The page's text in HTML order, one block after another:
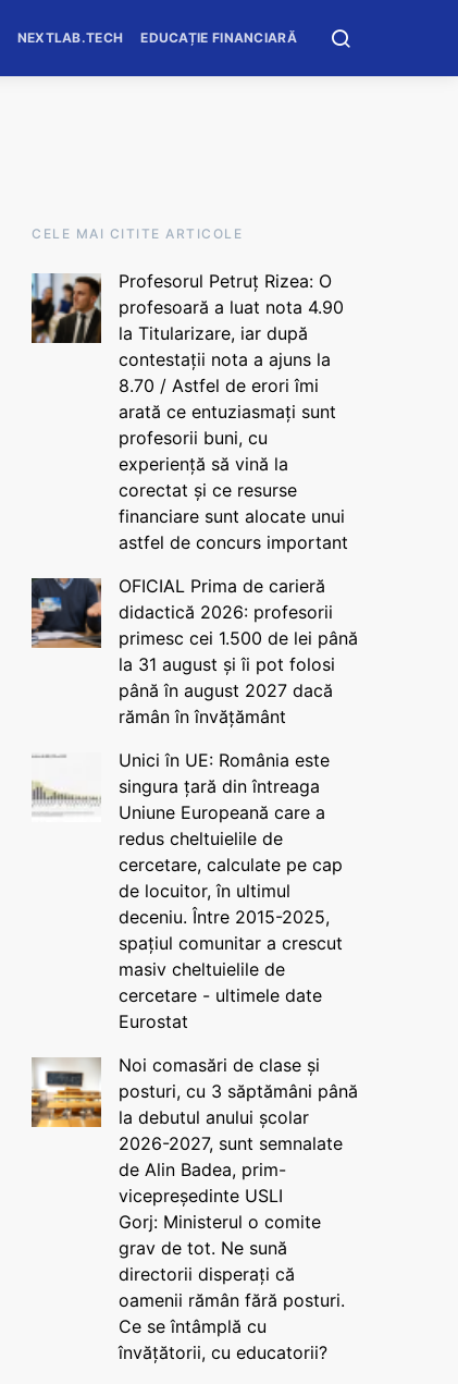
NEXTLAB.TECH EDUCAȚIE FINANCIARĂ
CELE MAI CITITE ARTICOLE
Profesorul Petruț Rizea: O
profesoară a luat nota 4.90
la Titularizare, iar după
contestații nota a ajuns la
8.70 / Astfel de erori îmi
arată ce entuziasmați sunt
profesorii buni, cu
experiență să vină la
corectat și ce resurse
financiare sunt alocate unui
astfel de concurs important
OFICIAL Prima de carieră
didactică 2026: profesorii
primesc cei 1.500 de lei până
la 31 august și îi pot folosi
până în august 2027 dacă
rămân în învățământ
Unici în UE: România este
singura țară din întreaga
Uniune Europeană care a
redus cheltuielile de
cercetare, calculate pe cap
de locuitor, în ultimul
deceniu. Între 2015-2025,
spațiul comunitar a crescut
masiv cheltuielile de
cercetare - ultimele date
Eurostat
Noi comasări de clase și
posturi, cu 3 săptămâni până
la debutul anului școlar
2026-2027, sunt semnalate
de Alin Badea, prim-
vicepreședinte USLI
Gorj: Ministerul o comite
grav de tot. Ne sună
directorii disperați că
oamenii rămân fără posturi.
Ce se întâmplă cu
învățătorii, cu educatorii?